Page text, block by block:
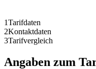
1Tarifdaten
2Kontaktdaten
3Tarifvergleich
Angaben zum